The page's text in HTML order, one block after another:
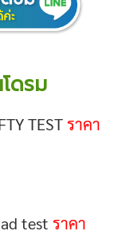
ดรม
TESTราคา
test ราคา